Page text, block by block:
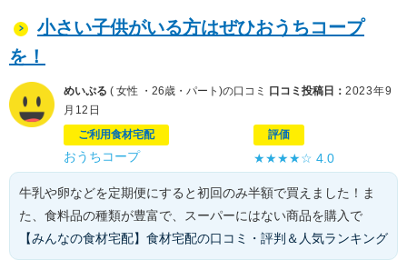
小さい子供がいる方はぜひおうちコープ
を！
めいぷる ( 女性 ・26歳・パート)の口コミ 口コミ投稿日： 2023年9
月12日
ご利用食材宅配
おうちコープ
評価
★★★★☆ 4.0
牛乳や卵などを定期便にすると初回のみ半額で買えました！ま
た、食料品の種類が豊富で、スーパーにはない商品を購入で
【みんなの食材宅配】食材宅配の口コミ・評判＆人気ランキング